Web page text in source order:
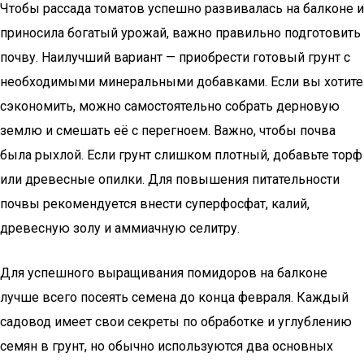
Чтобы рассада томатов успешно развивалась на балконе и
приносила богатый урожай, важно правильно подготовить
почву. Наилучший вариант — приобрести готовый грунт с
необходимыми минеральными добавками. Если вы хотите
сэкономить, можно самостоятельно собрать дерновую
землю и смешать её с перегноем. Важно, чтобы почва
была рыхлой. Если грунт слишком плотный, добавьте торф
или древесные опилки. Для повышения питательности
почвы рекомендуется внести суперфосфат, калий,
древесную золу и аммиачную селитру.
Для успешного выращивания помидоров на балконе
лучше всего посеять семена до конца февраля. Каждый
садовод имеет свои секреты по обработке и углублению
семян в грунт, но обычно используются два основных